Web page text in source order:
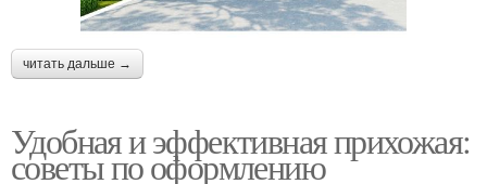
читать дальше →
Удобная и эффективная прихожая:
советы по оформлению